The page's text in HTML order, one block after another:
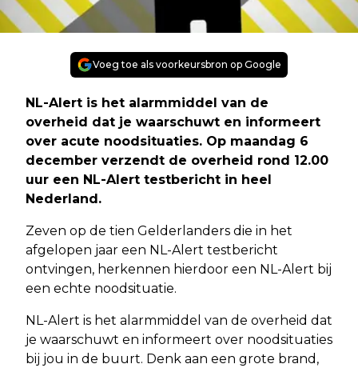
Voeg toe als voorkeursbron op Google
NL-Alert is het alarmmiddel van de
overheid dat je waarschuwt en informeert
over acute noodsituaties. Op maandag 6
december verzendt de overheid rond 12.00
uur een NL-Alert testbericht in heel
Nederland.
Zeven op de tien Gelderlanders die in het
afgelopen jaar een NL-Alert testbericht
ontvingen, herkennen hierdoor een NL-Alert bij
een echte noodsituatie.
NL-Alert is het alarmmiddel van de overheid dat
je waarschuwt en informeert over noodsituaties
bij jou in de buurt. Denk aan een grote brand,